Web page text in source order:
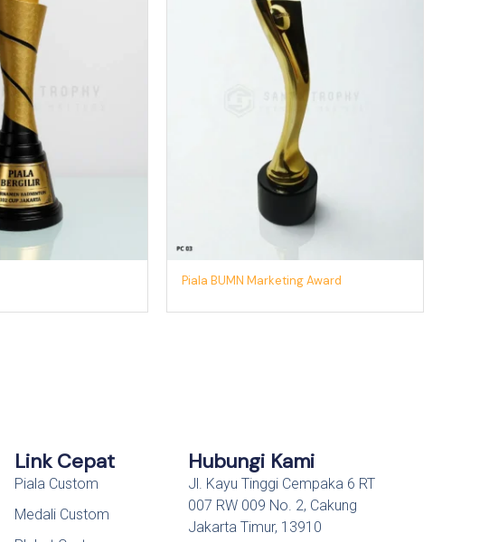
Piala BUMN Marketing Award
Link Cepat
Piala Custom
Medali Custom
Hubungi Kami
Jl. Kayu Tinggi Cempaka 6 RT
007 RW 009 No. 2, Cakung
Jakarta Timur, 13910